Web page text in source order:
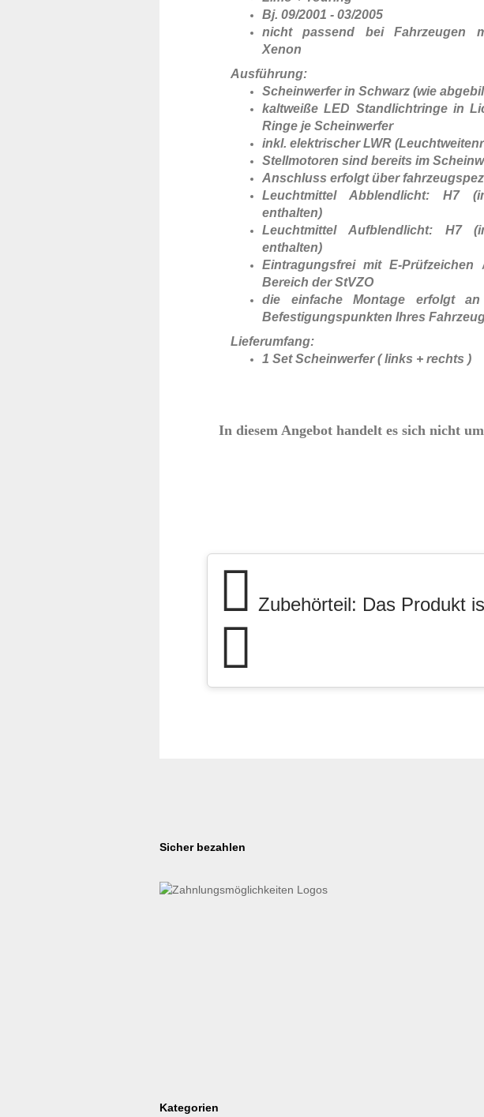
Bj. 09/2001 - 03/2005
nicht passend bei Fahrzeugen
Xenon
Ausführung:
Scheinwerfer in Schwarz (wie
kaltweiße LED Standlichtringe in
Ringe je Scheinwerfer
inkl. elektrischer LWR
Stellmotoren sind bereits im
Anschluss erfolgt über
Leuchtmittel Abblendlicht: H7
enthalten)
Leuchtmittel Aufblendlicht: H7
enthalten)
Eintragungsfrei mit E-Prüfzeichen
Bereich der StVZO
die einfache Montage erfolgt
Befestigungspunkten Ihres
Lieferumfang:
1 Set Scheinwerfer ( links + rechts )
In diesem Angebot handelt es sich nicht
Zubehörteil: Das Produkt
Sicher bezahlen
Kategorien